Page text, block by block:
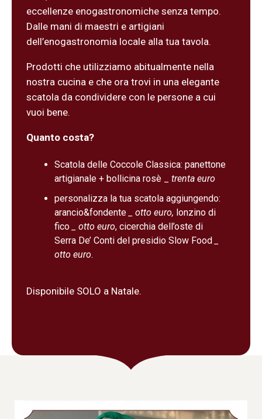
eccellenze enogastronomiche senza tempo.
Dalle mani di maestri e artigiani
dell’enogastronomia locale alla tua tavola.
Prodotti che utilizziamo abitualmente nella
nostra cucina e che ora trovi in una elegante
scatola da condividere con le persone a cui
vuoi bene.
Quanto costa?
Scatola delle Coccole Classica: panettone
artigianale + bollicina rosè _ trenta euro
personalizza la tua scatola aggiungendo:
arancio&fondente
_ otto euro, lonzino di
fico
_ otto euro, cicerchia dell’oste di
Serra De’ Conti del presidio Slow Food
otto euro.
Disponibile SOLO a Natale.